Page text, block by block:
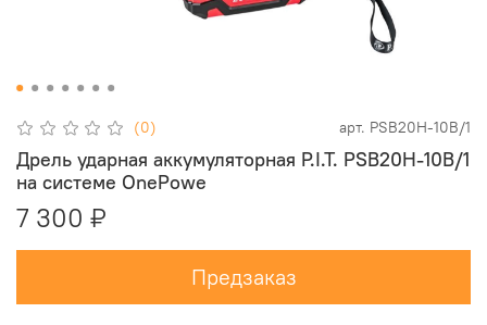
(0) арт. PSB20H-10B/1
Дрель ударная аккумуляторная P.I.T. PSB20H-10B/1
на системе OnePowe
7 300 ₽
Предзаказ